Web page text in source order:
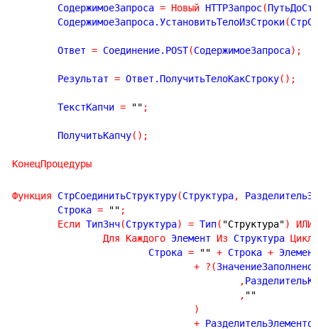
	СодержимоеЗапроса
= Новый HTTPЗапрос(
	СодержимоеЗапроса.УстановитьТелоИзСтроки
(
	Ответ
= Соединение.POST(СодержимоеЗапроса) ;
	Результат
= Ответ.ПолучитьТелоКакСтроку( ) ;
	ТекстКапчи
= "" ;
	ПолучитьКапчу
( ) ;
КонецПроцедуры
Функция СтрСоединитьСтруктуру(Структура,
	Строка
= "" ;
Если ТипЗнч(Структура) = Тип( "Структура") ИЛИ
Для
Каждого Элемент Из Структура Цикл
			Строка
= "" + Строка +
+ ? (ЗначениеЗаполнено
,
, ""
)
+